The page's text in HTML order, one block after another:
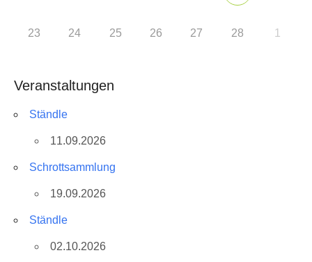
23 24 25 26 27 28 1
Veranstaltungen
Ständle
11.09.2026
Schrottsammlung
19.09.2026
Ständle
02.10.2026